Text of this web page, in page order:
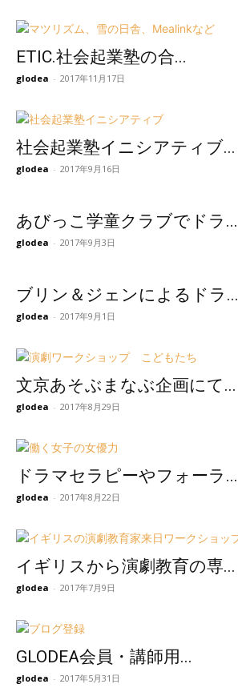
ETIC.社会起業塾の合...
glodea - 2017年11月17日
社会起業塾イニシアティブ...
glodea - 2017年9月16日
あびっこ学童クラブでドラ...
glodea - 2017年9月3日
ブリン＆ジェンによるドラ...
glodea - 2017年9月1日
文京あそぶまなぶ企画にて...
glodea - 2017年8月29日
ドラマセラピーやフォーラ...
glodea - 2017年8月22日
イギリスから演劇教育の専...
glodea - 2017年7月9日
GLODEA会員・講師用...
glodea - 2017年5月31日